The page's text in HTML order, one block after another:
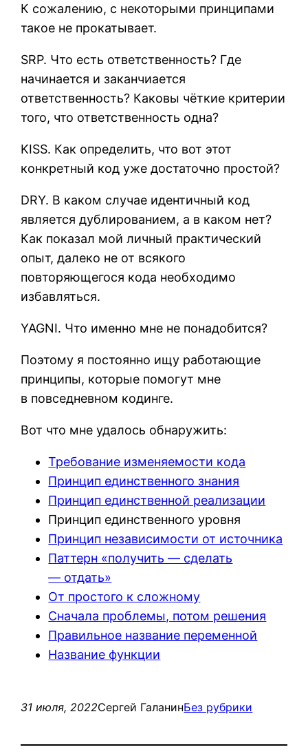
К сожалению, с некоторыми принципами
такое не прокатывает.
SRP. Что есть ответственность? Где
начинается и заканчиается
ответственность? Каковы чёткие критерии
того, что ответственность одна?
KISS. Как определить, что вот этот
конкретный код уже достаточно простой?
DRY. В каком случае идентичный код
является дублированием, а в каком нет?
Как показал мой личный практический
опыт, далеко не от всякого
повторяющегося кода необходимо
избавляться.
YAGNI. Что именно мне не понадобится?
Поэтому я постоянно ищу работающие
принципы, которые помогут мне
в повседневном кодинге.
Вот что мне удалось обнаружить:
Требование изменяемости кода
Принцип единственного знания
Принцип единственной реализации
Принцип единственного уровня
Принцип независимости от источника
Паттерн «получить — сделать
— отдать»
От простого к сложному
Сначала проблемы, потом решения
Правильное название переменной
Название функции
31 июля, 2022Сергей ГаланинБез рубрики